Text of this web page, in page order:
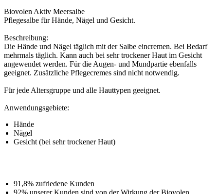
Biovolen Aktiv Meersalbe
Pflegesalbe für Hände, Nägel und Gesicht.
Beschreibung:
Die Hände und Nägel täglich mit der Salbe eincremen. Bei Bedarf
mehrmals täglich. Kann auch bei sehr trockener Haut im Gesicht
angewendet werden. Für die Augen- und Mundpartie ebenfalls
geeignet. Zusätzliche Pflegecremes sind nicht notwendig.
Für jede Altersgruppe und alle Hauttypen geeignet.
Anwendungsgebiete:
Hände
Nägel
Gesicht (bei sehr trockener Haut)
91,8% zufriedene Kunden